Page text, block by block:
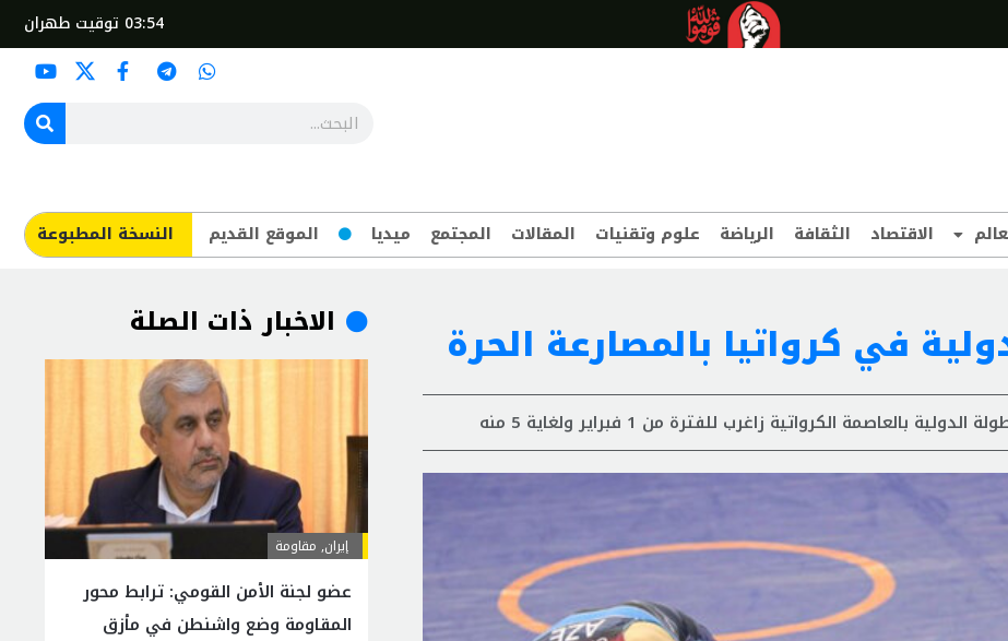
03:54 توقيت طهران
الاقتصاد الثقافة الرياضة علوم وتقنيات المقالات المجتمع ميديا الموقع القديم ​النسخة المطبوعة
في كرواتيا بالمصارعة الحرة
الكرواتية زاغرب للفترة من 1 فبراير ولغاية 5 منه
الاخبار ذات الصلة
إيران, مقاومة
عضو لجنة الأمن القومي: ترابط محور
المقاومة وضع واشنطن في مأزق